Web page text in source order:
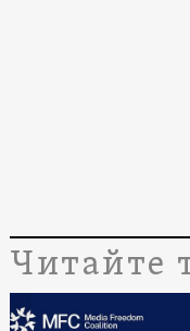
Читайте